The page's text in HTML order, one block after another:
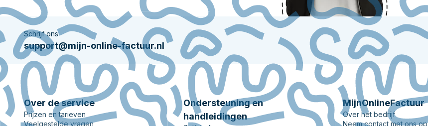
Schrijf ons
support@mijn-online-factuur.nl
Over de service
Prijzen en tarieven
Veelgestelde vragen
Ondersteuning en
handleidingen
MijnOnlineFactuur
Over het bedrijf
Neem contact met ons op